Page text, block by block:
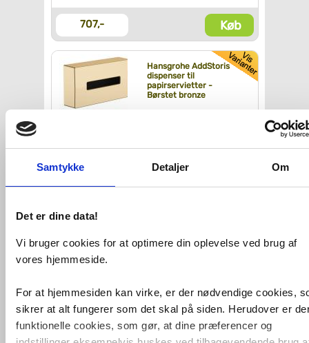
Samtykke Detaljer Om
Det er dine data!
Vi bruger cookies for at optimere din oplevelse ved brug af
vores hjemmeside.
For at hjemmesiden kan virke, er der nødvendige cookies,
sikrer at alt fungerer som det skal på siden. Herudover er
funktionelle cookies, som gør, at dine præferencer og
707,- Køb
Hansgrohe AddStoris
dispenser til
papirservietter -
Børstet bronze
Hansgrohe AddStoris
Køb
papirholder - Børstet
bronze
519,-